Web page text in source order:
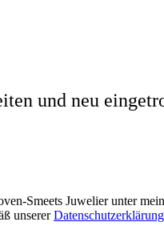
und neu
Smeets Juwelier unter
unsererDatenschutzerklärung